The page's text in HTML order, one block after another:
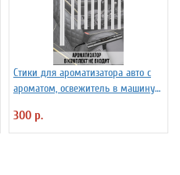
Стики для ароматизатора авто с
ароматом, освежитель в машину
300 р.